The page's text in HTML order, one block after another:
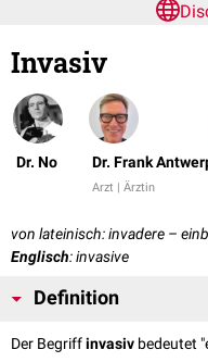
Invasiv
Dr. No Dr. Frank
Arzt | Ärztin
von lateinisch: invadere –
Englisch: invasive
Definition
Der Begriffinvasiv bedeutet